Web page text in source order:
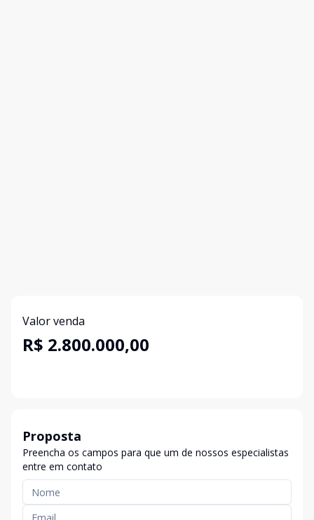
Valor venda
R$ 2.800.000,00
Proposta
Preencha os campos para que um de nossos especialistas
entre em contato